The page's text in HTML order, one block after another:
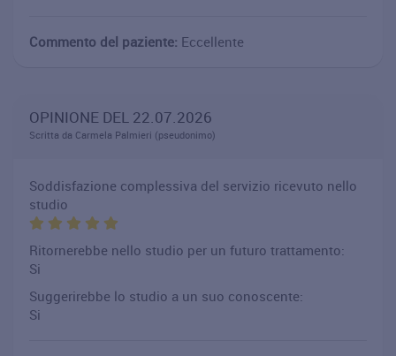
Commento del paziente: Eccellente
OPINIONE DEL 22.07.2026
Scritta da Carmela Palmieri (pseudonimo)
Soddisfazione complessiva del servizio ricevuto nello
studio
Ritornerebbe nello studio per un futuro trattamento:
Si
Suggerirebbe lo studio a un suo conoscente:
Si